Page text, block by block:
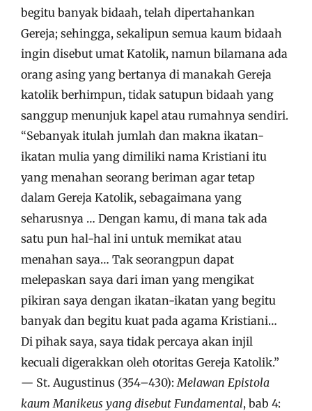
begitu banyak bidaah, telah dipertahankan
Gereja; sehingga, sekalipun semua kaum bidaah
ingin disebut umat Katolik, namun bilamana ada
orang asing yang bertanya di manakah Gereja
katolik berhimpun, tidak satupun bidaah yang
sanggup menunjuk kapel atau rumahnya sendiri.
“Sebanyak itulah jumlah dan makna ikatan-
ikatan mulia yang dimiliki nama Kristiani itu
yang menahan seorang beriman agar tetap
dalam Gereja Katolik, sebagaimana yang
seharusnya … Dengan kamu, di mana tak ada
satu pun hal-hal ini untuk memikat atau
menahan saya… Tak seorangpun dapat
melepaskan saya dari iman yang mengikat
pikiran saya dengan ikatan-ikatan yang begitu
banyak dan begitu kuat pada agama Kristiani…
Di pihak saya, saya tidak percaya akan injil
kecuali digerakkan oleh otoritas Gereja Katolik.”
— St. Augustinus (354–430): Melawan Epistola
kaum Manikeus yang disebut Fundamental, bab 4: